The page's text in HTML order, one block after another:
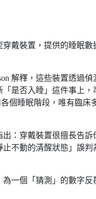
戴裝置，提供的睡眠數
解釋，這些裝置透過偵
是否入睡」這件事上，
個睡眠階段，唯有臨床
出：穿戴裝置很擅長告訴
不動的清醒狀態」誤判
一個「猜測」的數字反